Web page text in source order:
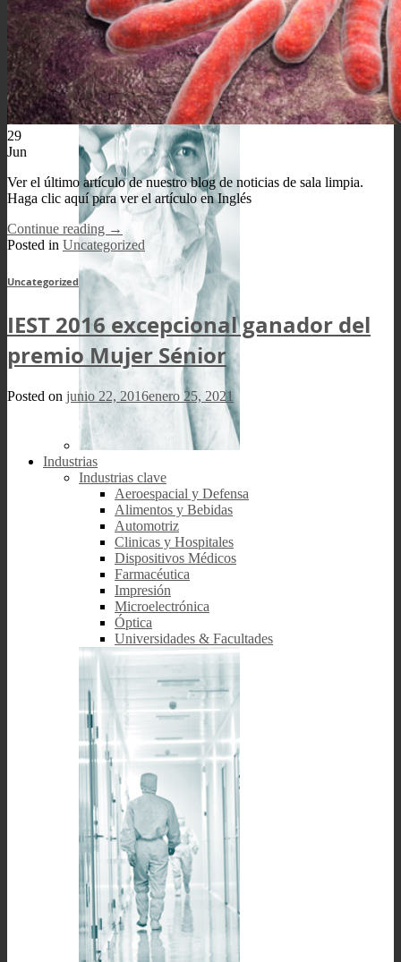
Métodos de prueba de bonos
Industrias
Industrias clave
Aeroespacial y Defensa
Alimentos y Bebidas
Automotriz
Clinicas y Hospitales
Dispositivos Médicos
Farmacéutica
Impresión
Microelectrónica
Óptica
Universidades & Facultades
29
Jun
Ver el último artículo de nuestro blog de noticias de sala limpia.
Haga clic aquí para ver el artículo en Inglés
Continue reading →
Posted in Uncategorized
Uncategorized
IEST 2016 excepcional ganador del
premio Mujer Sénior
Posted on junio 22, 2016enero 25, 2021